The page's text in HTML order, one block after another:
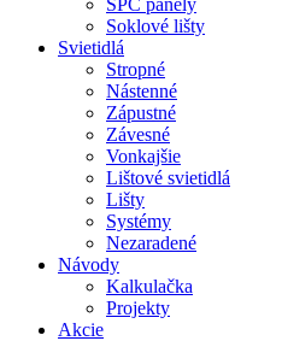
SPC panely
Soklové lišty
Svietidlá
Stropné
Nástenné
Zápustné
Závesné
Vonkajšie
Lištové svietidlá
Lišty
Systémy
Nezaradené
Návody
Kalkulačka
Projekty
Akcie